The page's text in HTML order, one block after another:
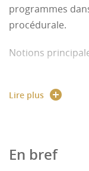
programmes
procédurale.
Notions
- Sous-
Lire plus
En bref